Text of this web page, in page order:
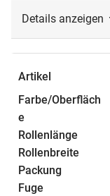
Details anzeigen